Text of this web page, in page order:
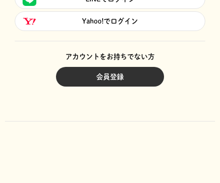
Yahoo!でログイン
アカウントをお持ちでない方
会員登録